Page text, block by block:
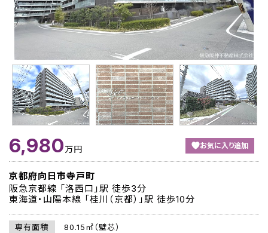
お気に入り追加
6,980万円
京都府向日市寺戸町
阪急京都線 「洛西口」駅 徒歩3分
東海道・山陽本線 「桂川（京都）」駅 徒歩10分
専有面積
80.15㎡（壁芯）